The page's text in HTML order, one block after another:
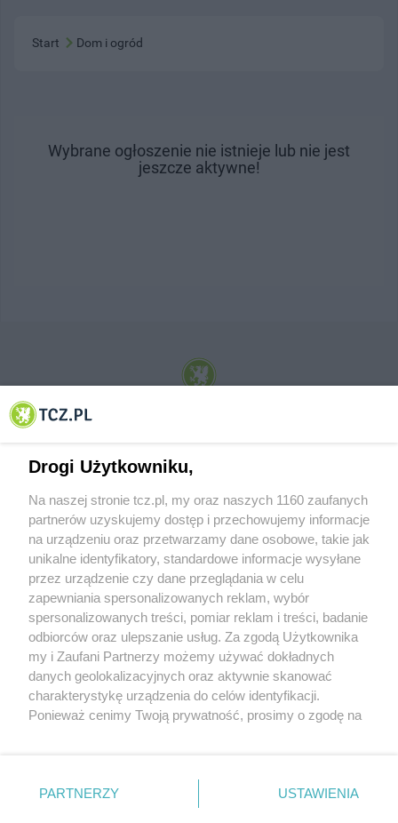
Start Dom i ogród
Wybrane ogłoszenie nie istnieje lub nie jest
jeszcze aktywne!
© 2001-2026 Tczew - TCZ.PL Sp. z o.o. Internetowy Serwis Informacyjny Miasta
O FIRMIE POLITYKA PRYWATNOŚCI HOSTING
REKLAMA WSPÓŁPRACA RSS FACEBOOK KONTAKT
Nasze serwisy
Aktualności
Tcz24
Historia miasta
Muzyka i kultura
Archiwum wydarzeń
Zdjęcia miasta
Drogi Użytkowniku,
Na naszej stronie tcz.pl, my oraz naszych 1160 zaufanych
partnerów uzyskujemy dostęp i przechowujemy informacje
na urządzeniu oraz przetwarzamy dane osobowe, takie jak
unikalne identyfikatory, standardowe informacje wysyłane
przez urządzenie czy dane przeglądania w celu
zapewniania spersonalizowanych reklam, wybór
spersonalizowanych treści, pomiar reklam i treści, badanie
odbiorców oraz ulepszanie usług. Za zgodą Użytkownika
my i Zaufani Partnerzy możemy używać dokładnych
danych geolokalizacyjnych oraz aktywnie skanować
charakterystykę urządzenia do celów identyfikacji.
Ponieważ cenimy Twoją prywatność, prosimy o zgodę na
znajdujący się w lewym dolnym rogu strony
. Niektóre
PARTNERZY USTAWIENIA